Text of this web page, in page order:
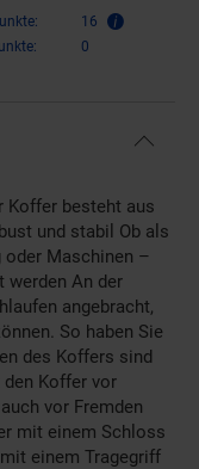
16
0
Koffer besteht aus
und stabil Ob als
oder Maschinen –
werden An der
angebracht,
So haben Sie
des Koffers sind
Koffer vor
vor Fremden
mit einem Schloss
einem Tragegriff